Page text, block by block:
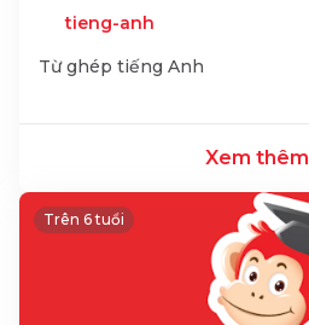
tieng-anh
Từ ghép tiếng Anh
Xem thêm
Trên 6 tuổi